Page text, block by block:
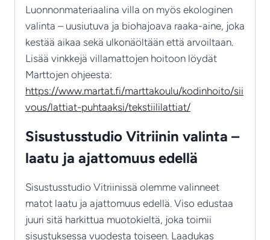
Luonnonmateriaalina villa on myös ekologinen
valinta – uusiutuva ja biohajoava raaka-aine, joka
kestää aikaa sekä ulkonäöltään että arvoiltaan.
Lisää vinkkejä villamattojen hoitoon löydät
Marttojen ohjeesta:
https://www.martat.fi/marttakoulu/kodinhoito/sii
vous/lattiat-puhtaaksi/tekstiililattiat/
Sisustusstudio Vitriinin valinta –
laatu ja ajattomuus edellä
Sisustusstudio Vitriinissä olemme valinneet
matot laatu ja ajattomuus edellä. Viso edustaa
juuri sitä harkittua muotokieltä, joka toimii
sisustuksessa vuodesta toiseen. Laadukas